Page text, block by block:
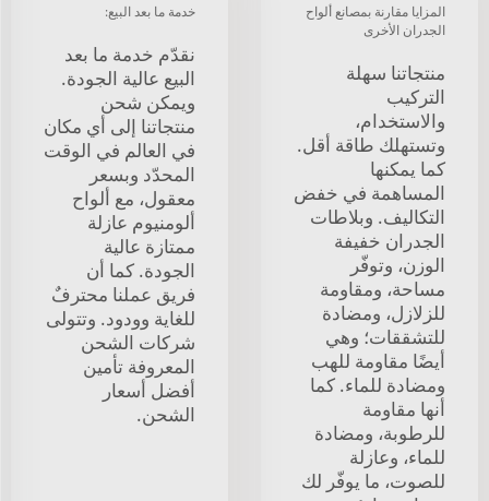
المزايا مقارنة بمصانع ألواح
الجدران الأخرى
منتجاتنا سهلة
التركيب
والاستخدام،
وتستهلك طاقة أقل.
كما يمكنها
المساهمة في خفض
التكاليف. وبلاطات
الجدران خفيفة
الوزن، وتوفّر
مساحة، ومقاومة
للزلازل، ومضادة
للتشققات؛ وهي
أيضًا مقاومة للهب
ومضادة للماء. كما
أنها مقاومة
للرطوبة، ومضادة
للماء، وعازلة
للصوت، ما يوفّر لك
خدمة ما بعد البيع:
نقدّم خدمة ما بعد
البيع عالية الجودة.
ويمكن شحن
منتجاتنا إلى أي مكان
في العالم في الوقت
المحدّد وبسعر
معقول، مع ألواح
ألومنيوم عازلة
ممتازة عالية
الجودة. كما أن
فريق عملنا محترفٌ
للغاية وودود. وتتولى
شركات الشحن
المعروفة تأمين
أفضل أسعار
الشحن.